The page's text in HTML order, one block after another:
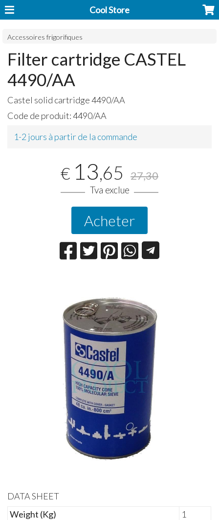
Cool Store
Accessoires frigorifiques
Filter cartridge CASTEL
4490/AA
Castel solid cartridge 4490/AA
Code de produit:4490/AA
1-2 jours à partir de la commande
€ 13,65 27,30
Tva exclue
Acheter
DATA SHEET
Weight (Kg)
1